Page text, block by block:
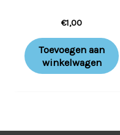
€1,00
Toevoegen aan
winkelwagen